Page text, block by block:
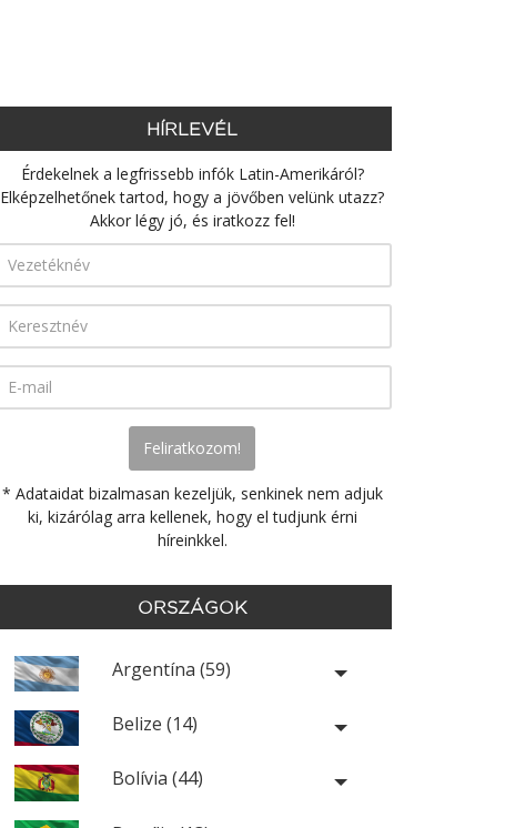
HÍRLEVÉL
Érdekelnek a legfrissebb infók Latin-Amerikáról?
Elképzelhetőnek tartod, hogy a jövőben velünk utazz?
Akkor légy jó, és iratkozz fel!
* Adataidat bizalmasan kezeljük, senkinek nem adjuk
ki, kizárólag arra kellenek, hogy el tudjunk érni
híreinkkel.
ORSZÁGOK
Argentína (59)
Belize (14)
Bolívia (44)